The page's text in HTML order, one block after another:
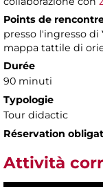
Points de
presso l'ingresso
mappa tattile di
Durée
90 minuti
Typologie
Tour didactic
Réservation
Attività